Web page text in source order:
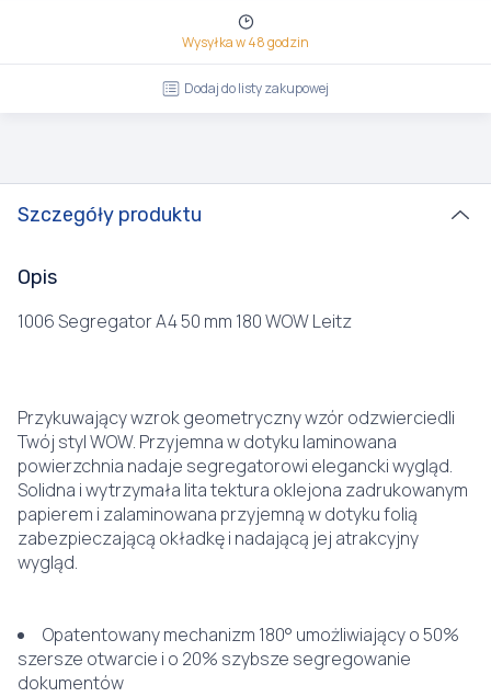
Wysyłka w 48 godzin
Dodaj do listy zakupowej
Szczegóły produktu
Opis
1006 Segregator A4 50 mm 180 WOW Leitz
Przykuwający wzrok geometryczny wzór odzwierciedli
Twój styl WOW. Przyjemna w dotyku laminowana
powierzchnia nadaje segregatorowi elegancki wygląd.
Solidna i wytrzymała lita tektura oklejona zadrukowanym
papierem i zalaminowana przyjemną w dotyku folią
zabezpieczającą okładkę i nadającą jej atrakcyjny
wygląd.
Opatentowany mechanizm 180° umożliwiający o 50%
szersze otwarcie i o 20% szybsze segregowanie
dokumentów